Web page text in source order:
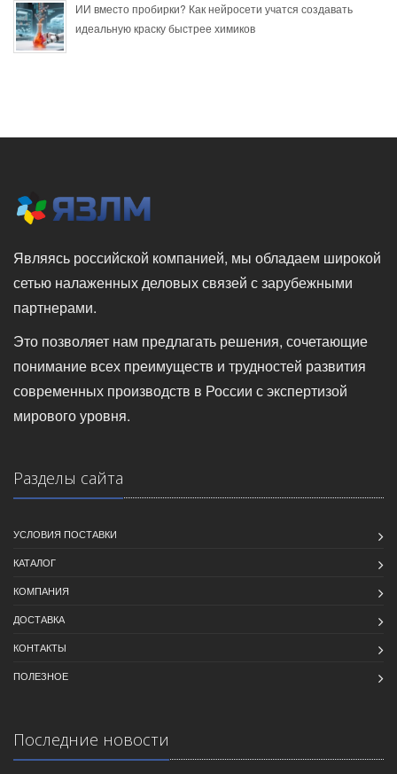
ИИ вместо пробирки? Как нейросети учатся создавать
идеальную краску быстрее химиков
Являясь российской компанией, мы обладаем широкой
сетью налаженных деловых связей с зарубежными
партнерами.
Это позволяет нам предлагать решения, сочетающие
понимание всех преимуществ и трудностей развития
современных производств в России с экспертизой
мирового уровня.
Разделы сайта
УСЛОВИЯ ПОСТАВКИ
КАТАЛОГ
КОМПАНИЯ
ДОСТАВКА
КОНТАКТЫ
ПОЛЕЗНОЕ
Последние новости